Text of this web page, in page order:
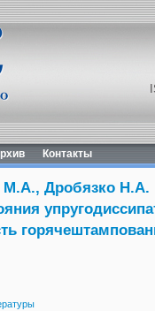
Контакты
Дробязко Н.А.